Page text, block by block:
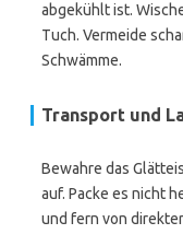
abgekühlt ist.
Tuch. Vermeide
Schwämme.
Transport und
Bewahre das
auf. Packe es nicht
und fern von